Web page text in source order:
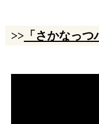
>>「さかなっつ